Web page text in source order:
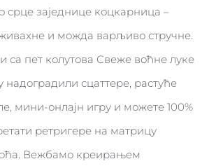
срце заједнице коцкарница –
и можда варљиво стручне.
са пет колутова Свеже воћне луке
надоградили сцаттере, растуће
мини-онлајн игру и можете 100%
ретригере на матрицу
Вежбамо креирањем